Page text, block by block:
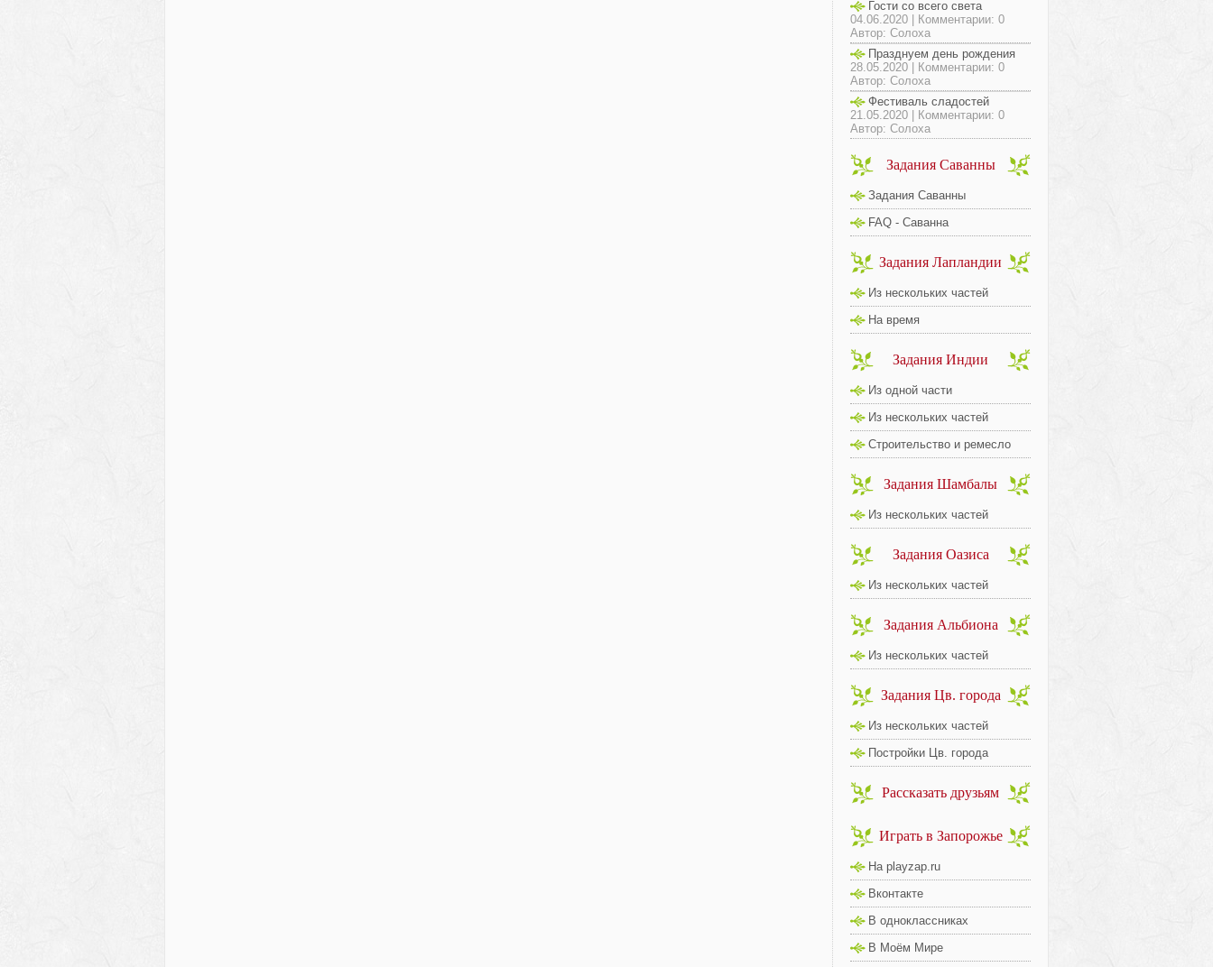
Гости со всего света
04.06.2020 | Комментарии: 0
Автор: Солоха
Празднуем день рождения
28.05.2020 | Комментарии: 0
Автор: Солоха
Фестиваль сладостей
21.05.2020 | Комментарии: 0
Автор: Солоха
Задания Саванны
Задания Саванны
FAQ - Саванна
Задания Лапландии
Из нескольких частей
На время
Задания Индии
Из одной части
Из нескольких частей
Строительство и ремесло
Задания Шамбалы
Из нескольких частей
Задания Оазиса
Из нескольких частей
Задания Альбиона
Из нескольких частей
Задания Цв. города
Из нескольких частей
Постройки Цв. города
Рассказать друзьям
Играть в Запорожье
На playzap.ru
Вконтакте
В одноклассниках
В Моём Мире